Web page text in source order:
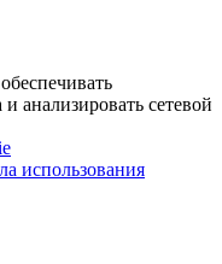
анализировать сетевой
использования